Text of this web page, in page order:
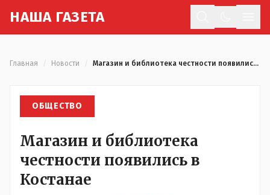
НАША ГАЗЕТА
Главная Новости Магазин и библиотека честности появились в Костанае
ОБЩЕСТВО
Магазин и библиотека
честности появились в
Костанае